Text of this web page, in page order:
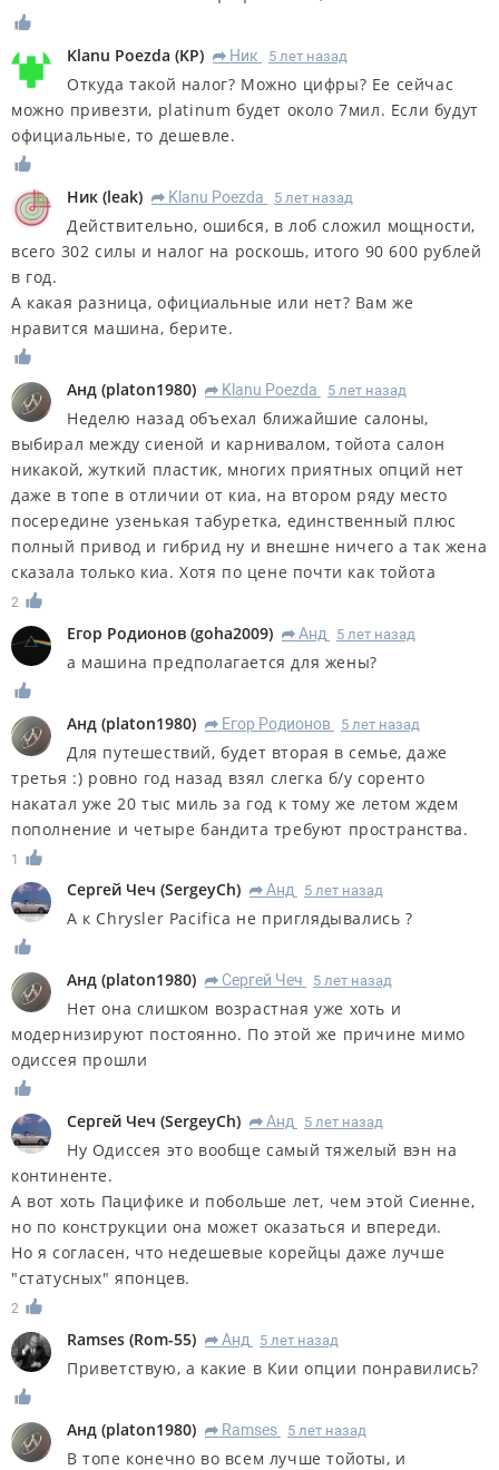
Klanu Poezda (KP) R Ник 5 лет назад
Откуда такой налог? Можно цифры? Ее сейчас
можно привезти, platinum будет около 7мил. Если будут
официальные, то дешевле.
Ник (leak) R Klanu Poezda 5 лет назад
Действительно, ошибся, в лоб сложил мощности,
всего 302 силы и налог на роскошь, итого 90 600 рублей
в год.
А какая разница, официальные или нет? Вам же
нравится машина, берите.
Анд (platon1980) R Klanu Poezda 5 лет назад
Неделю назад объехал ближайшие салоны,
выбирал между сиеной и карнивалом, тойота салон
никакой, жуткий пластик, многих приятных опций нет
даже в топе в отличии от киа, на втором ряду место
посередине узенькая табуретка, единственный плюс
полный привод и гибрид ну и внешне ничего а так жена
сказала только киа. Хотя по цене почти как тойота
2
Егор Родионов (goha2009) R Анд 5 лет назад
а машина предполагается для жены?
Анд (platon1980) R Егор Родионов 5 лет назад
Для путешествий, будет вторая в семье, даже
третья :) ровно год назад взял слегка б/у соренто
накатал уже 20 тыс миль за год к тому же летом ждем
пополнение и четыре бандита требуют пространства.
1
Сергей Чеч (SergeyCh) R Анд 5 лет назад
А к Chrysler Pacifica не приглядывались ?
Анд (platon1980) R Сергей Чеч 5 лет назад
Нет она слишком возрастная уже хоть и
модернизируют постоянно. По этой же причине мимо
одиссея прошли
Сергей Чеч (SergeyCh) R Анд 5 лет назад
Ну Одиссея это вообще самый тяжелый вэн на
континенте.
А вот хоть Пацифике и побольше лет, чем этой Сиенне,
но по конструкции она может оказаться и впереди.
Но я согласен, что недешевые корейцы даже лучше
"статусных" японцев.
2
Ramses (Rom-55) R Анд 5 лет назад
Приветствую, а какие в Кии опции понравились?
Анд (platon1980) R Ramses 5 лет назад
В топе конечно во всем лучше тойоты, и